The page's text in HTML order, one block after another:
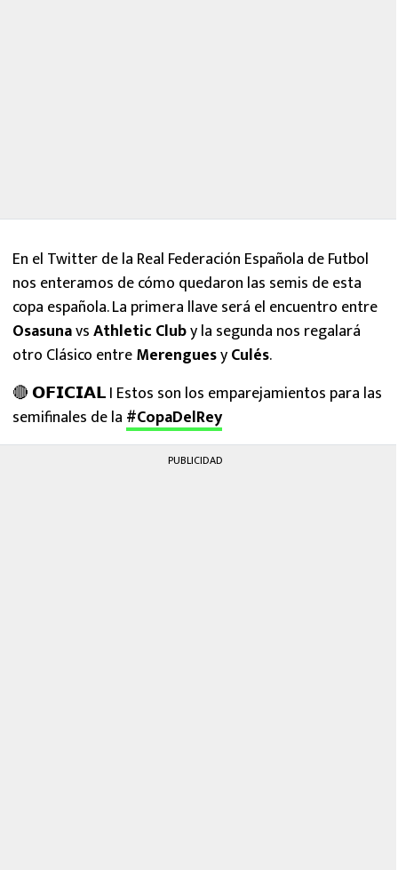
En el Twitter de la Real Federación Española de Futbol
nos enteramos de cómo quedaron las semis de esta
copa española. La primera llave será el encuentro entre
OsasunavsAthletic Cluby la segunda nos regalará
otro Clásico entreMerenguesyCulés.
🔴 𝗢𝗙𝗜𝗖𝗜𝗔𝗟 I Estos son los emparejamientos para las
semifinales de la #CopaDelRey
PUBLICIDAD